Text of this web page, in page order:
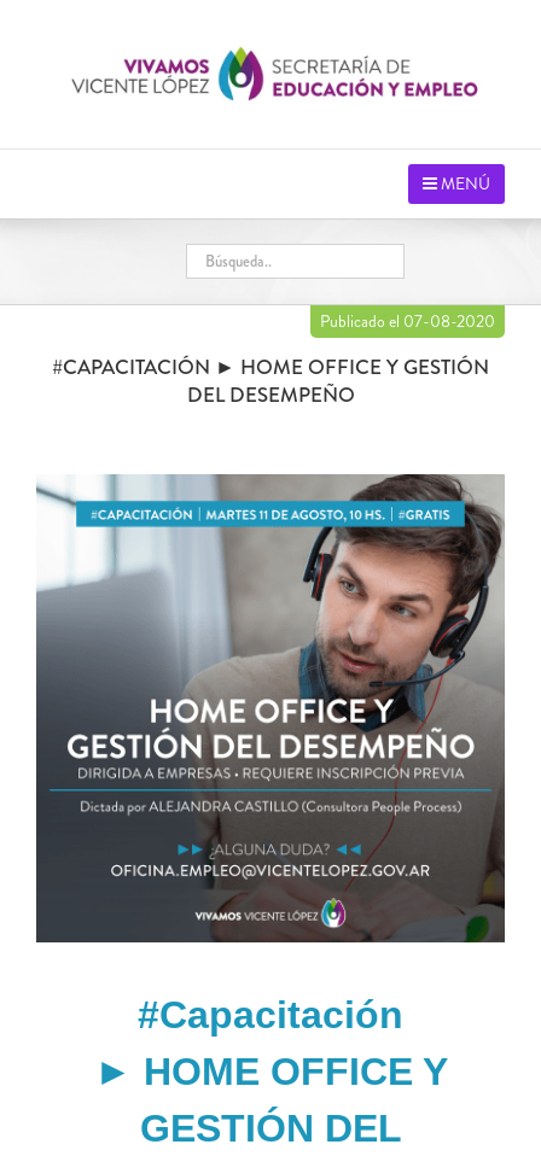
MENÚ
Publicado el 07-08-2020
#CAPACITACIÓN ► HOME OFFICE Y GESTIÓN
DEL DESEMPEÑO
#Capacitación
► HOME OFFICE Y
GESTIÓN DEL